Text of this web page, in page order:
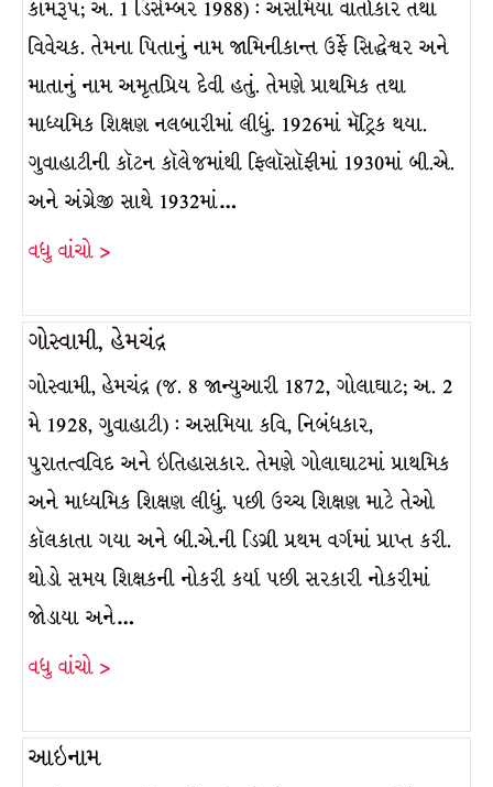
કામરૂપ; અ. 1 ડિસેમ્બર 1988) : અસમિયા વાર્તાકાર તથા
વિવેચક. તેમના પિતાનું નામ જામિનીકાન્ત ઉર્ફે સિદ્ધેશ્વર અને
માતાનું નામ અમૃતપ્રિય દેવી હતું. તેમણે પ્રાથમિક તથા
માધ્યમિક શિક્ષણ નલબારીમાં લીધું. 1926માં મૅટ્રિક થયા.
ગુવાહાટીની કૉટન કૉલેજમાંથી ફિલૉસૉફીમાં 1930માં બી.એ.
અને અંગ્રેજી સાથે 1932માં…
વધુ વાંચો >
ગોસ્વામી, હેમચંદ્ર
ગોસ્વામી, હેમચંદ્ર (જ. 8 જાન્યુઆરી 1872, ગોલાઘાટ; અ. 2
મે 1928, ગુવાહાટી) : અસમિયા કવિ, નિબંધકાર,
પુરાતત્વવિદ અને ઇતિહાસકાર. તેમણે ગોલાઘાટમાં પ્રાથમિક
અને માધ્યમિક શિક્ષણ લીધું. પછી ઉચ્ચ શિક્ષણ માટે તેઓ
કૉલકાતા ગયા અને બી.એ.ની ડિગ્રી પ્રથમ વર્ગમાં પ્રાપ્ત કરી.
થોડો સમય શિક્ષકની નોકરી કર્યા પછી સરકારી નોકરીમાં
જોડાયા અને…
વધુ વાંચો >
આઇનામ